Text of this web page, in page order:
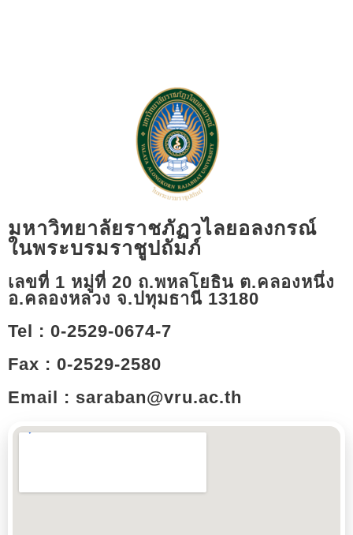
มหาวิทยาลัยราชภัฏวไลยอลงกรณ์
ในพระบรมราชูปถัมภ์
เลขที่ 1 หมู่ที่ 20 ถ.พหลโยธิน ต.คลองหนึ่ง
อ.คลองหลวง จ.ปทุมธานี 13180​
Tel : 0-2529-0674-7
Fax : 0-2529-2580
Email : saraban@vru.ac.th​